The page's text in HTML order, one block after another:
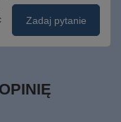
Zadaj pytanie